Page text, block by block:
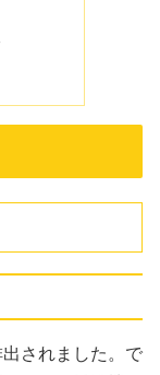
されました。で